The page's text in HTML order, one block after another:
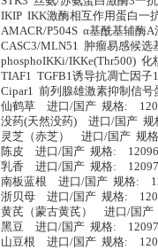
IKIP IKK激酶相互作用蛋白一
AMACR/P504S α基酰基辅酶
CASC3/MLN51 肿瘤易感候选
phosphoIKKi/IKKe(Thr500) 化
TIAF1 TGFB1诱导抗凋亡因子
Cipar1 前列腺雄激素抑制信
仙鹤草 进口/国产 规格:
没药(天然没药) 进口/国产
灵芝（赤芝） 进口/国产 规
陈皮 进口/国产 规格:
乳香 进口/国产 规格:
南板蓝根 进口/国产 规格:
浙贝母 进口/国产 规格:
黄芪（蒙古黄芪） 进口/国产
黑豆 进口/国产 规格:
山豆根 进口/国产 规格: